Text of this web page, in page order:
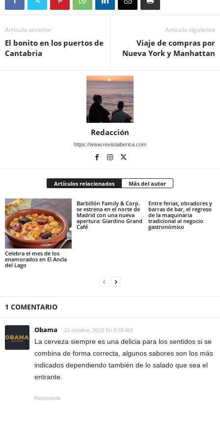
Artículo anterior
El bonito en los puertos de
Cantabria
Artículo siguiente
Viaje de compras por
Nueva York y Manhattan
Redacción
https://www.revistaiberica.com
Artículos relacionados Más del autor
Celebra el mes de los
enamorados en El Ancla
del Lago
Barbillón Family & Corp.
se estrena en el norte de
Madrid con una nueva
apertura: Giardino Grand
Café
Entre ferias, obradores y
barras de bar, el regreso
de la maquinaria
tradicional al negocio
gastronómico
1 COMENTARIO
Obama 10 octubre, 2019 En 8:59 AM
La cerveza siempre es una delicia para los sentidos si se
combina de forma correcta, algunos sabores son los más
indicados dependiendo también de lo salado que sea el
entrante.
Respuesta